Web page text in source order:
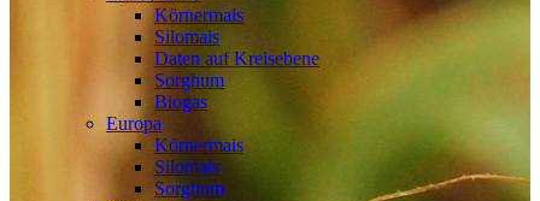
Körnermais
Silomais
Daten auf Kreisebene
Sorghum
Biogas
Europa
Körnermais
Silomais
Sorghum